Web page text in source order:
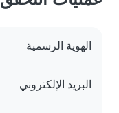
الهوية الرسمية
البريد الإلكتروني